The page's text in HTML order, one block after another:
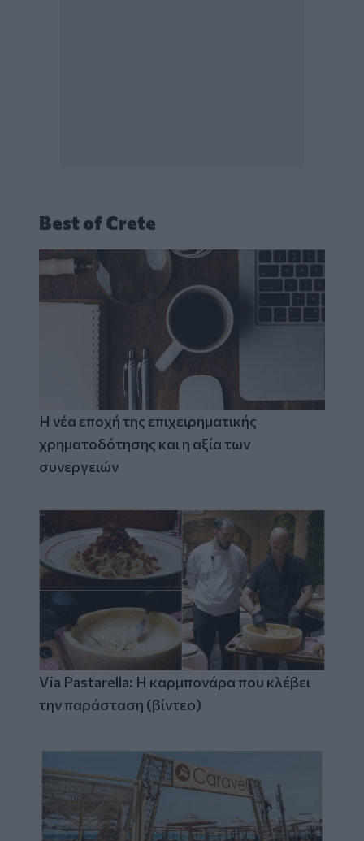
Best of Crete
Η νέα εποχή της επιχειρηματικής
χρηματοδότησης και η αξία των
συνεργειών
Via Pastarella: Η καρμπονάρα που κλέβει
την παράσταση (βίντεο)